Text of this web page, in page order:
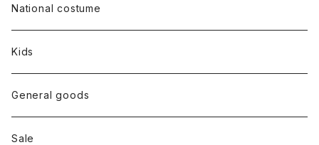
Dress
Tops
Bottoms
Shoes
National costume
Kids
General goods
Sale